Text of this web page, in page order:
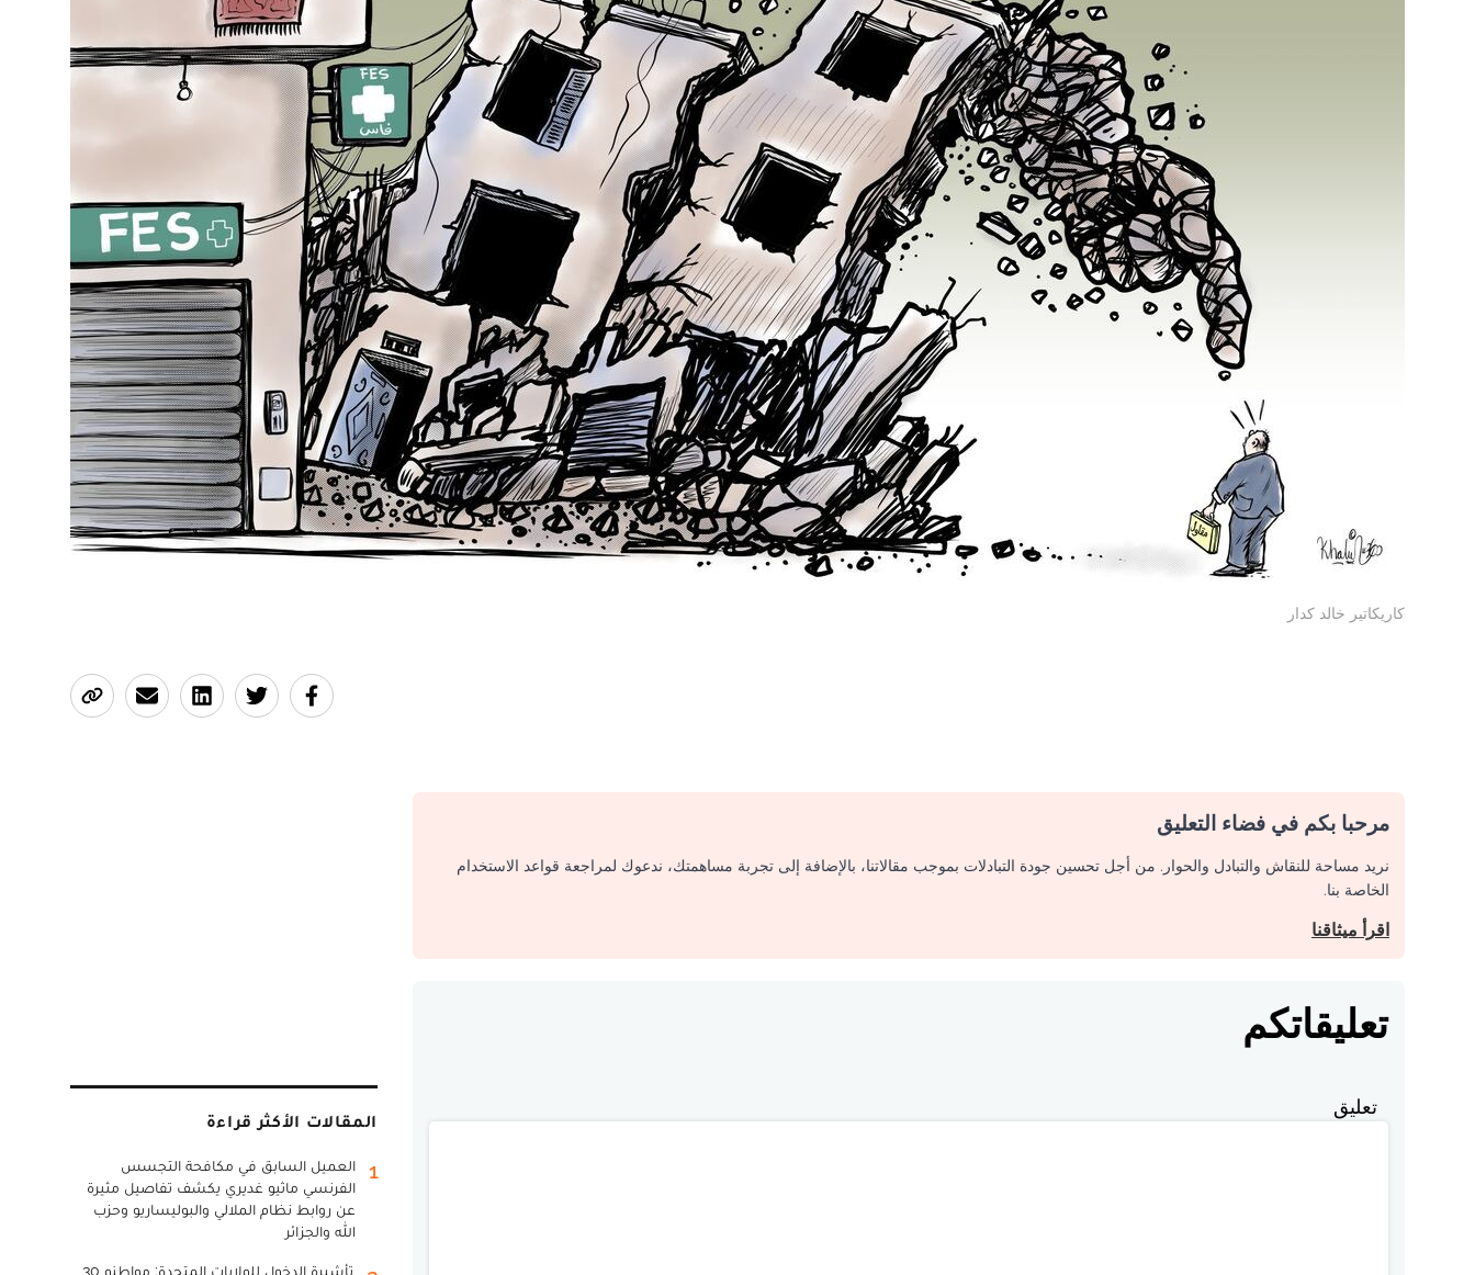
كاريكاتير خالد كدار
مرحبا بكم في فضاء التعليق
نريد مساحة للنقاش والتبادل والحوار. من أجل تحسين جودة التبادلات بموجب مقالاتنا، بالإضافة إلى تجربة مساهمتك، ندعوك لمراجعة قواعد الاستخدام
الخاصة بنا.
اقرأ ميثاقنا
تعليقاتكم
تعليق
المقالات الأكثر قراءة
1
العميل السابق في مكافحة التجسس
الفرنسي ماثيو غديري يكشف تفاصيل مثيرة
عن روابط نظام الملالي والبوليساريو وحزب
الله والجزائر
تأشيرة الدخول للولايات المتحدة: مواطنو 30